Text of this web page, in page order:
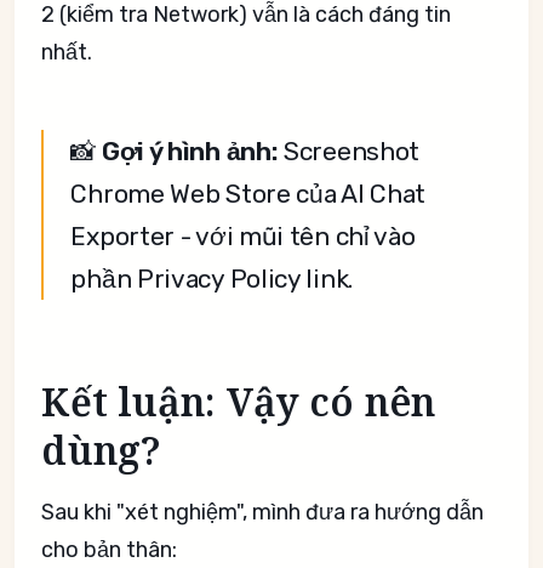
2 (kiểm tra Network) vẫn là cách đáng tin
nhất.
📸 Gợi ý hình ảnh: Screenshot
Chrome Web Store của AI Chat
Exporter - với mũi tên chỉ vào
phần Privacy Policy link.
Kết luận: Vậy có nên
dùng?
Sau khi "xét nghiệm", mình đưa ra hướng dẫn
cho bản thân: